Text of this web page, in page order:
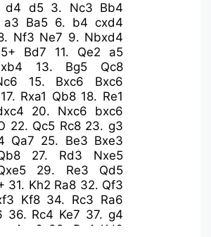
d4 d5 3. Nc3 Bb4
a3 Ba5 6. b4 cxd4
Nf3 Ne7 9. Nbxd4
Bd7 11. Qe2
a5
13. Bg5
Qc8
15. Bxc6
Bxc6
17. Rxa1 Qb8 18. Re1
20. Nxc6
bxc6
22. Qc5 Rc8 23.g3
Qa7 25. Be3 Bxe3
27. Rd3
Nxe5
29. Re3
Qd5
31. Kh2 Ra8 32. Qf3
Kf8 34. Rc3 Ra6
36. Rc4 Ke7 37.g4
g6 39. Rc4 Kd6